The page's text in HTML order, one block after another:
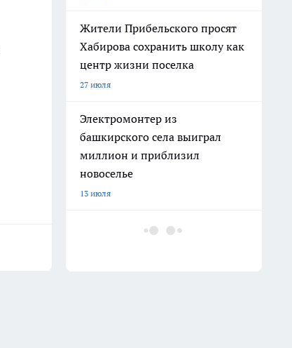
Жители Прибельского просят
Хабирова сохранить школу как
центр жизни поселка
27 июля
Электромонтер из
башкирского села выиграл
миллион и приблизил
новоселье
13 июля